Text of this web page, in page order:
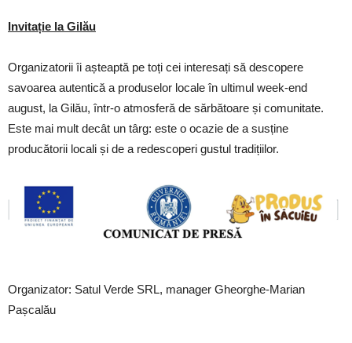
Invitație la Gilău
Organizatorii îi așteaptă pe toți cei interesați să descopere
savoarea autentică a produselor locale în ultimul week-end
august, la Gilău, într-o atmosferă de sărbătoare și comunitate.
Este mai mult decât un târg: este o ocazie de a susține
producătorii locali și de a redescoperi gustul tradițiilor.
Organizator: Satul Verde SRL, manager Gheorghe-Marian
Pașcalău